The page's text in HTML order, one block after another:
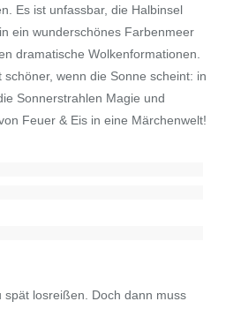
Es ist unfassbar, die Halbinsel
ein wunderschönes Farbenmeer
dramatische Wolkenformationen.
wenn die Sonne scheint: in
Sonnerstrahlen Magie und
Feuer & Eis in eine Märchenwelt!
spät losreißen. Doch dann muss